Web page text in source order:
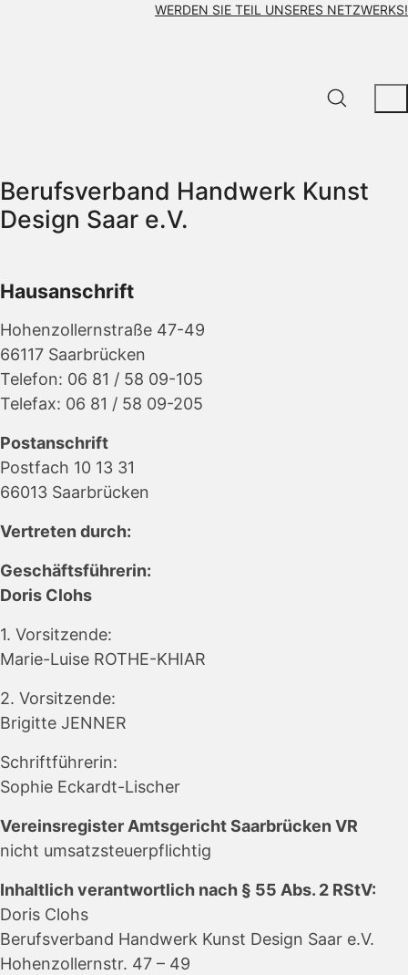
WERDEN SIE TEIL UNSERES NETZWERKS!
Berufsverband Handwerk Kunst
Design Saar e.V.
Hausanschrift
Hohenzollernstraße 47-49
66117 Saarbrücken
Telefon: 06 81 / 58 09-105
Telefax: 06 81 / 58 09-205
Postanschrift
Postfach 10 13 31
66013 Saarbrücken
Vertreten durch:
Geschäftsführerin:
Doris Clohs
1. Vorsitzende:
Marie-Luise ROTHE-KHIAR
2. Vorsitzende:
Brigitte JENNER
Schriftführerin:
Sophie Eckardt-Lischer
Vereinsregister Amtsgericht Saarbrücken VR
nicht umsatzsteuerpflichtig
Inhaltlich verantwortlich nach § 55 Abs. 2 RStV:
Doris Clohs
Berufsverband Handwerk Kunst Design Saar e.V.
Hohenzollernstr. 47 – 49